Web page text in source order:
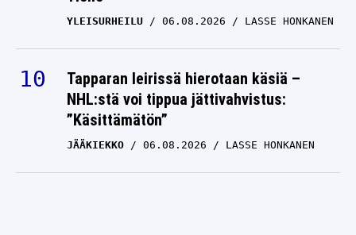
YLEISURHEILU 06.08.2026 LASSE HONKANEN
Tapparan leirissä hierotaan käsiä –
NHL:stä voi tippua jättivahvistus:
”Käsittämätön”
JÄÄKIEKKO 06.08.2026 LASSE HONKANEN